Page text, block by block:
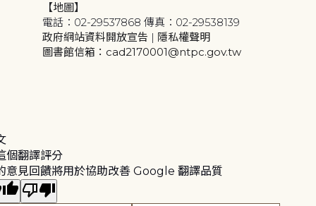
【地圖】
電話：02-29537868 傳真：02-29538139
政府網站資料開放宣告 | 隱私權聲明
圖書館信箱：cad2170001@ntpc.gov.tw
個翻譯評分
意見回饋將用於協助改善 Google 翻譯品質